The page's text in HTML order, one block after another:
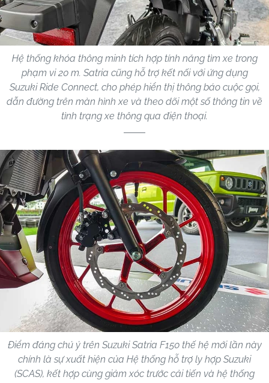
Hệ thống khóa thông minh tích hợp tính năng tìm xe trong
phạm vi 20 m. Satria cũng hỗ trợ kết nối với ứng dụng
Suzuki Ride Connect, cho phép hiển thị thông báo cuộc gọi,
dẫn đường trên màn hình xe và theo dõi một số thông tin về
tình trạng xe thông qua điện thoại.
Điểm đáng chú ý trên Suzuki Satria F150 thế hệ mới lần này
chính là sự xuất hiện của Hệ thống hỗ trợ ly hợp Suzuki
(SCAS), kết hợp cùng giảm xóc trước cải tiến và hệ thống